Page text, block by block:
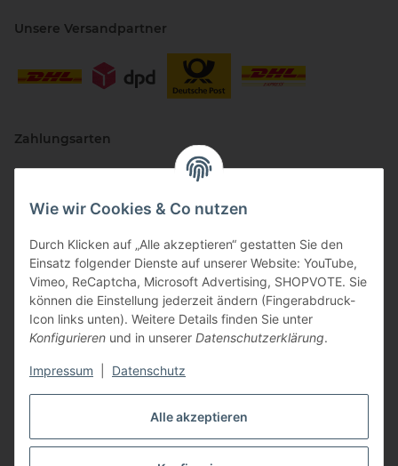
Alle akzeptieren
Wie wir Cookies & Co nutzen
Durch Klicken auf „Alle akzeptieren“ gestatten Sie den
Einsatz folgender Dienste auf unserer Website: YouTube,
Vimeo, ReCaptcha, Microsoft Advertising, SHOPVOTE. Sie
können die Einstellung jederzeit ändern (Fingerabdruck-
Icon links unten). Weitere Details finden Sie unter
Konfigurieren und in unserer Datenschutzerklärung.
Impressum Datenschutz
Unsere Versandpartner
Zahlungsarten
Vertriebspartner